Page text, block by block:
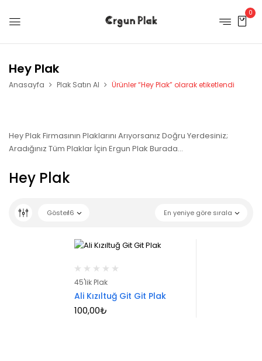
0
Hey Plak
Anasayfa Plak Satın Al Ürünler “Hey Plak” olarak etiketlendi
Hey Plak Firmasının Plaklarını Arıyorsanız Doğru Yerdesiniz;
Aradığınız Tüm Plaklar İçin Ergun Plak Burada…
Hey Plak
En yeniye göre sırala
Göster16
45'lik Plak
Ali Kızıltuğ Git Git Plak
100,00₺